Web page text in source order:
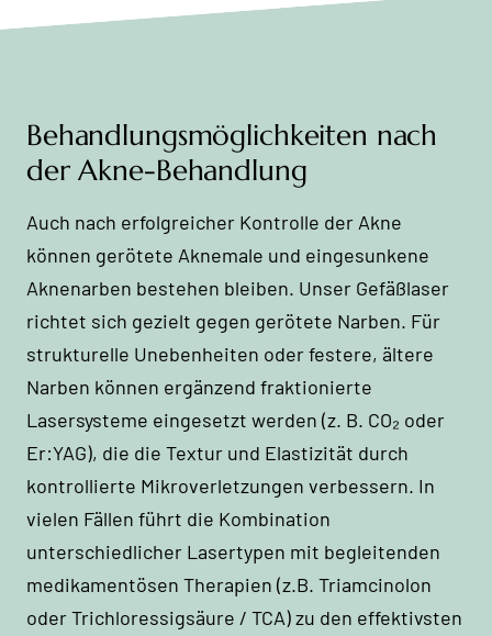
Behandlungsmöglichkeiten nach
der Akne-Behandlung
Auch nach erfolgreicher Kontrolle der Akne
können gerötete Aknemale und eingesunkene
Aknenarben bestehen bleiben. Unser Gefäßlaser
richtet sich gezielt gegen gerötete Narben. Für
strukturelle Unebenheiten oder festere, ältere
Narben können ergänzend fraktionierte
Lasersysteme eingesetzt werden (z. B. CO₂ oder
Er:YAG), die die Textur und Elastizität durch
kontrollierte Mikroverletzungen verbessern. In
vielen Fällen führt die Kombination
unterschiedlicher Lasertypen mit begleitenden
medikamentösen Therapien (z.B. Triamcinolon
oder Trichloressigsäure / TCA) zu den effektivsten